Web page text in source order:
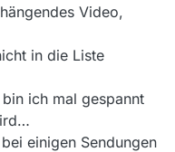
Video,
in die Liste
ich mal gespannt
einigen Sendungen